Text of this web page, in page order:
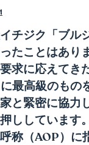
チジク「ブル
たことはあり
求に応えてき
最高級のもの
と緊密に協力
ししています
称（AOP）に